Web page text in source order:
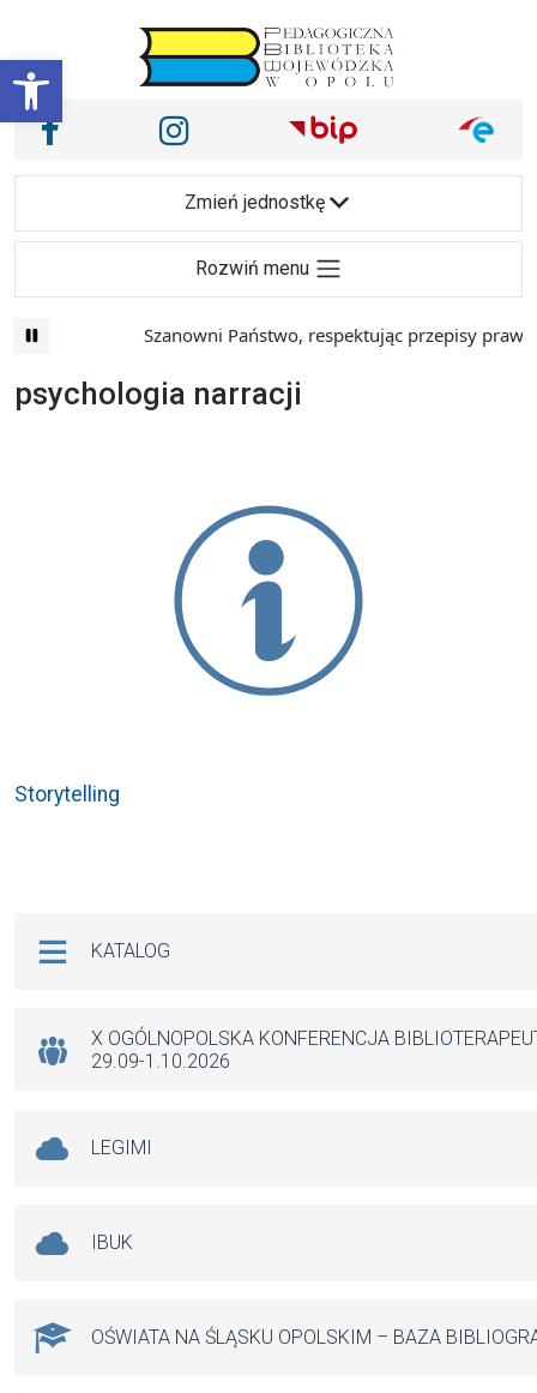
Otwórz pasek narzędzi
Main Navigation
Nasze media społecznościowe i inne
Facebook Instagram
Zmień jednostkę
Rozwiń menu
Szanowni Państwo, respektując przepisy
psychologia narracji
Storytelling
KATALOG
X OGÓLNOPOLSKA KONFERENCJA
29.09-1.10.2026
LEGIMI
IBUK
OŚWIATA NA ŚLĄSKU OPOLSKIM – BAZA